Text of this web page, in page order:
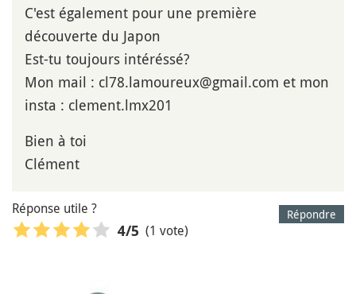
C'est également pour une première
découverte du Japon
Est-tu toujours intéréssé?
Mon mail : cl78.lamoureux@gmail.com et mon
insta : clement.lmx201
Bien à toi
Clément
Répondre
Réponse utile ?
4/5 (1 vote)